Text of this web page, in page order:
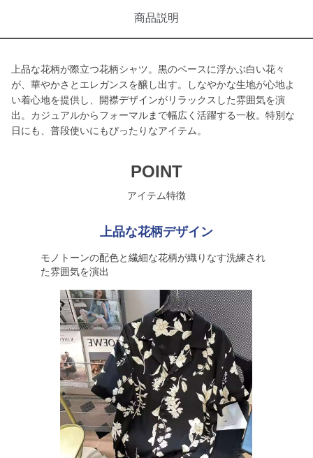
商品説明
上品な花柄が際立つ花柄シャツ。黒のベースに浮かぶ白い花々
が、華やかさとエレガンスを醸し出す。しなやかな生地が心地よ
い着心地を提供し、開襟デザインがリラックスした雰囲気を演
出。カジュアルからフォーマルまで幅広く活躍する一枚。特別な
日にも、普段使いにもぴったりなアイテム。
POINT
アイテム特徴
上品な花柄デザイン
モノトーンの配色と繊細な花柄が織りなす洗練され
た雰囲気を演出